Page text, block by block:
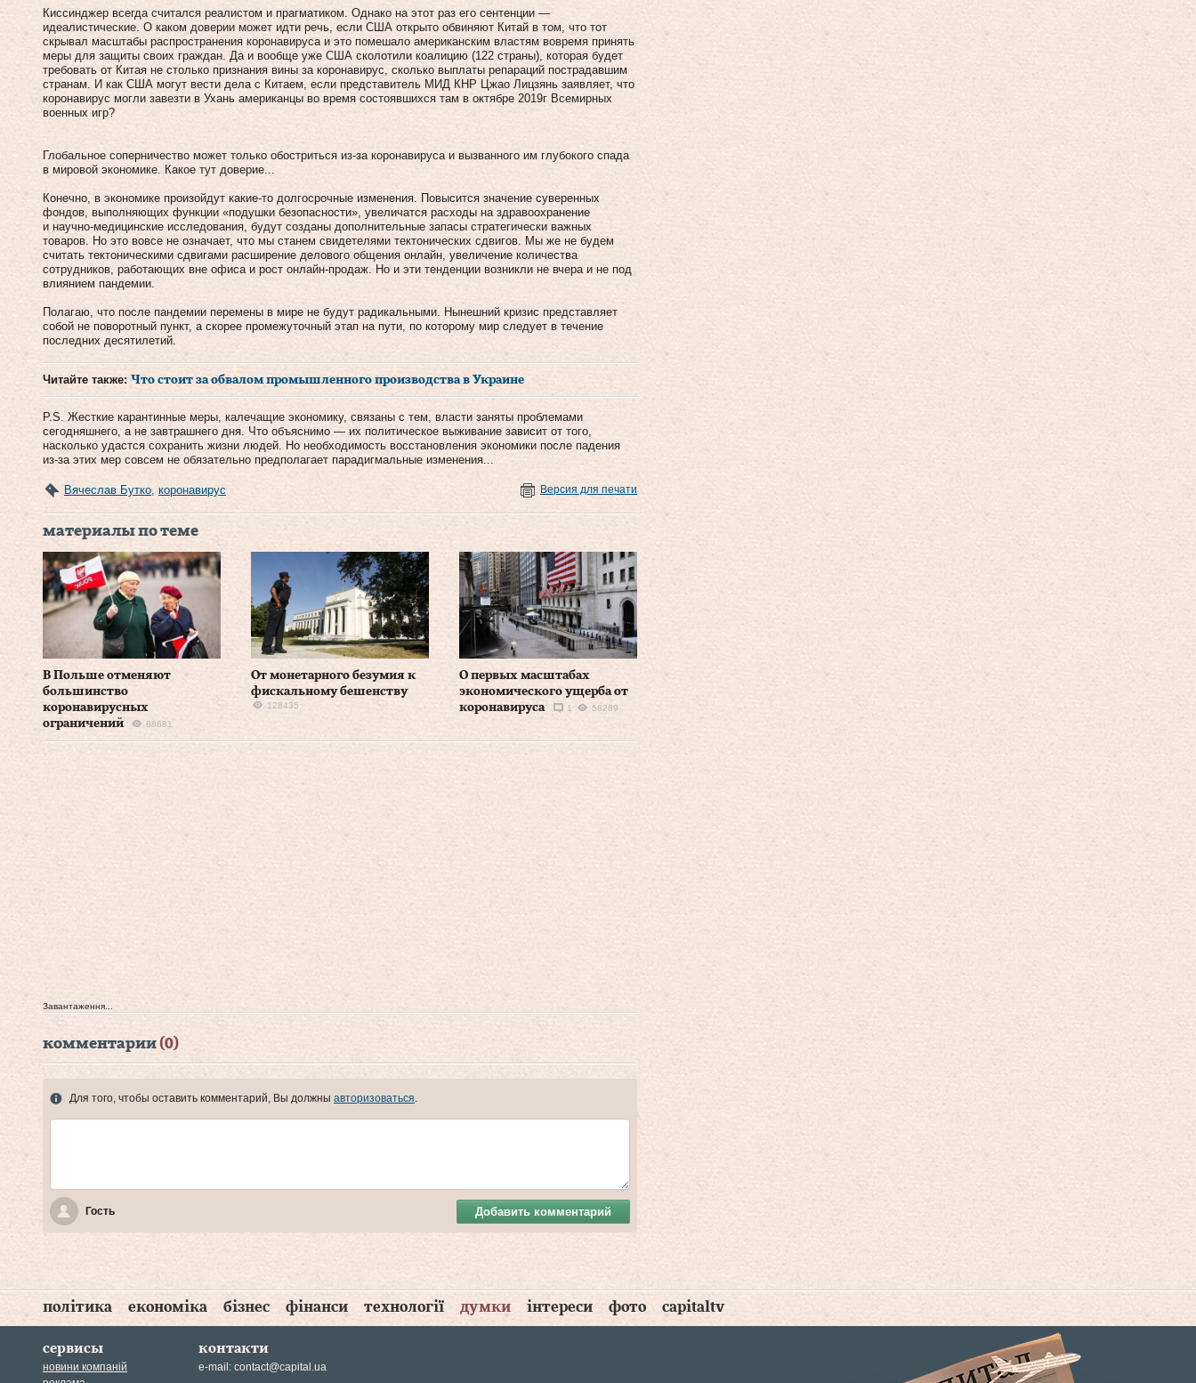
Киссинджер всегда считался реалистом и прагматиком. Однако на этот раз его сентенции —
идеалистические. О каком доверии может идти речь, если США открыто обвиняют Китай в том, что тот
скрывал масштабы распространения коронавируса и это помешало американским властям вовремя принять
меры для защиты своих граждан. Да и вообще уже США сколотили коалицию (122 страны), которая будет
требовать от Китая не столько признания вины за коронавирус, сколько выплаты репараций пострадавшим
странам. И как США могут вести дела с Китаем, если представитель МИД КНР Цжао Лицзянь заявляет, что
коронавирус могли завезти в Ухань американцы во время состоявшихся там в октябре 2019г Всемирных
военных игр?
Глобальное соперничество может только обостриться из-за коронавируса и вызванного им глубокого спада
в мировой экономике. Какое тут доверие...
Конечно, в экономике произойдут какие-то долгосрочные изменения. Повысится значение суверенных
фондов, выполняющих функции «подушки безопасности», увеличатся расходы на здравоохранение
и научно-медицинские исследования, будут созданы дополнительные запасы стратегически важных
товаров. Но это вовсе не означает, что мы станем свидетелями тектонических сдвигов. Мы же не будем
считать тектоническими сдвигами расширение делового общения онлайн, увеличение количества
сотрудников, работающих вне офиса и рост онлайн-продаж. Но и эти тенденции возникли не вчера и не под
влиянием пандемии.
Полагаю, что после пандемии перемены в мире не будут радикальными. Нынешний кризис представляет
собой не поворотный пункт, а скорее промежуточный этап на пути, по которому мир следует в течение
последних десятилетий.
Читайте также: Что стоит за обвалом промышленного производства в Украине
P.S. Жесткие карантинные меры, калечащие экономику, связаны с тем, власти заняты проблемами
сегодняшнего, а не завтрашнего дня. Что объяснимо — их политическое выживание зависит от того,
насколько удастся сохранить жизни людей. Но необходимость восстановления экономики после падения
из-за этих мер совсем не обязательно предполагает парадигмальные изменения...
Вячеслав Бутко коронавирус Версия для печати
материалы по теме
В Польше отменяют
большинство
коронавирусных
ограничений
88681
От монетарного безумия к
фискальному бешенству
128435
О первых масштабах
экономического ущерба от
коронавируса
1 58289
Завантаження...
комментарии (0)
Для того, чтобы оставить комментарий, Вы должны авторизоваться
Гость Добавить комментарий
політика економіка бізнес фінанси технології думки інтереси фото capitaltv
сервисы
новини компаній
контакти
e-mail: contact@capital.ua